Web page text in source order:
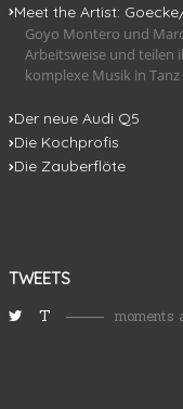
Meet the Artist:
Goyo Montero und
Arbeitsweise und teilen
komplexe Musik in
Der neue Audi Q5
Die Kochprofis
Die Zauberflöte
TWEETS
T moments